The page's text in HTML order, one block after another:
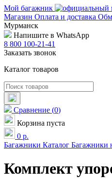
Мой багажник
Магазин Оплата и доставка
Мурманск
Напишите в WhatsApp
8 800 100-21-41
Заказать звонок
Каталог товаров
Сравнение (0)
Корзина пуста
0 р.
Багажники Каталог Багажники
Комплект